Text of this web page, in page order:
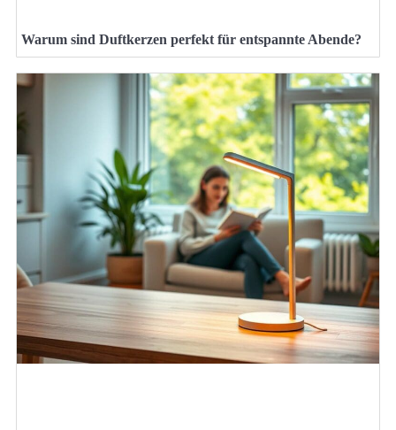
Warum sind Duftkerzen perfekt für entspannte Abende?